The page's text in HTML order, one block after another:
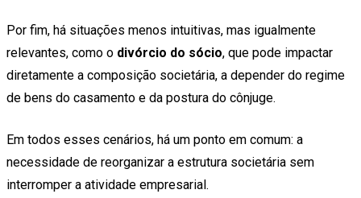
Por fim, há situações menos intuitivas, mas igualmente
relevantes, como o divórcio do sócio, que pode impactar
diretamente a composição societária, a depender do regime
de bens do casamento e da postura do cônjuge.
Em todos esses cenários, há um ponto em comum: a
necessidade de reorganizar a estrutura societária sem
interromper a atividade empresarial.